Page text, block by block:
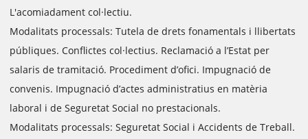
L'acomiadament col·lectiu.
Modalitats processals: Tutela de drets fonamentals i llibertats
públiques. Conflictes col·lectius. Reclamació a l’Estat per
salaris de tramitació. Procediment d’ofici. Impugnació de
convenis. Impugnació d’actes administratius en matèria
laboral i de Seguretat Social no prestacionals.
Modalitats processals: Seguretat Social i Accidents de Treball.